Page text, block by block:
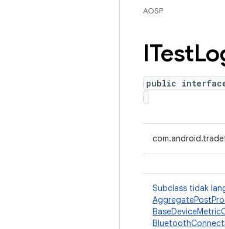
AOSP
ITest
public
Subclass tidak